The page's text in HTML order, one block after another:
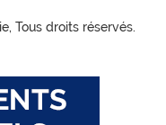
Tous droits réservés.